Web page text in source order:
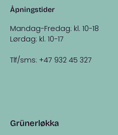
Åpningstider
Mandag-Fredag: kl. 10-18
Lørdag: kl. 10-17
Tlf/sms: +47 932 45 327
Grünerløkka